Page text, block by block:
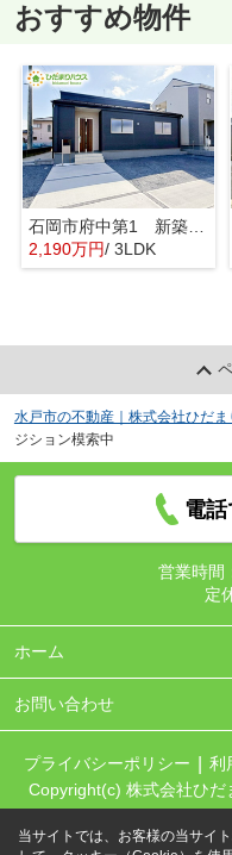
おすすめ物件
石岡市府中第1 新築戸建 3号棟
2,190万円/ 3LDK
水戸市の不動産｜株式会社ひだ
ジション模索中
電
営業時間
定
ホーム
お問い合わせ
プライバシーポリシー 利
Copyright(c) 株式会社ひ
当サイトでは、お客様の当サイ